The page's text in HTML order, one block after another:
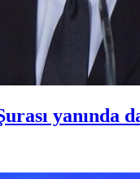
yanında